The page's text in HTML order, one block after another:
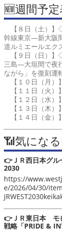
🆕週間予
【８日（土）】
幹線東京―新大阪
道ルミエールエク
【９日（日）】
三島―大垣間で夜
ながら」を復刻運
【１０日（月）】
【１１日（火）
【１２日（水）】
【１３日（木）】
【１４日（金）】
📶気にな
👉ＪＲ西日本グル
2030
https://
e/2026/04/30/
👉ＪＲ東日本 モ
戦略「PRIDE &